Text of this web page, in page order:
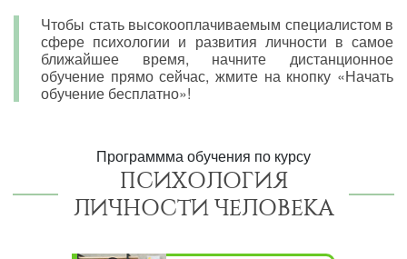
Чтобы стать высокооплачиваемым специалистом в
сфере психологии и развития личности в самое
ближайшее время, начните дистанционное
обучение прямо сейчас, жмите на кнопку «Начать
обучение бесплатно»!
Программма обучения по курсу
ПСИХОЛОГИЯ
ЛИЧНОСТИ ЧЕЛОВЕКА